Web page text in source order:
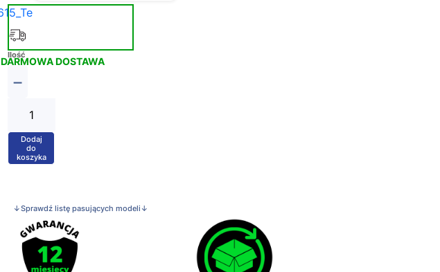
DARMOWA DOSTAWA
Ilość
−
+
Dodaj
do
koszyka
↓Sprawdź listę pasujących modeli↓